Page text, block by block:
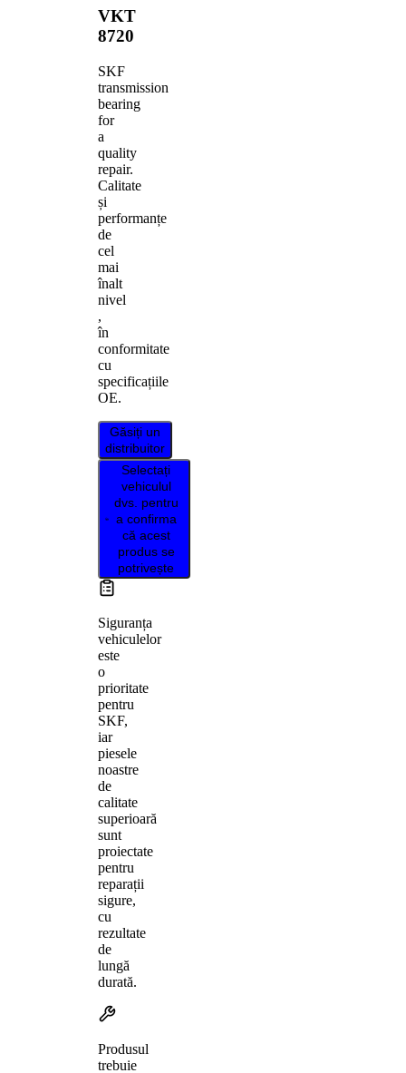
VKT
8720
SKF
transmission
bearing
for
a
quality
repair.
Calitate
și
performanțe
de
cel
mai
înalt
nivel
,
în
conformitate
cu
specificațiile
OE.
Găsiți un
distribuitor
Selectați
vehiculul
dvs. pentru
a confirma
că acest
produs se
potrivește
Siguranța
vehiculelor
este
o
prioritate
pentru
SKF,
iar
piesele
noastre
de
calitate
superioară
sunt
proiectate
pentru
reparații
sigure,
cu
rezultate
de
lungă
durată.
Produsul
trebuie